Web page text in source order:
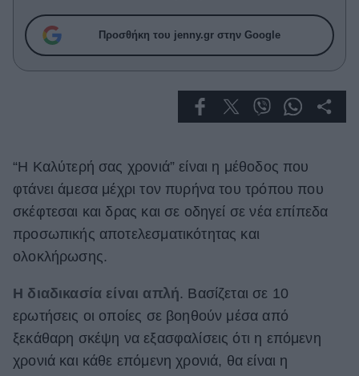
Συνεντεύξεις
Who
True Stories
Ask the Guru
Living
Deco
Cooking
Αφιερώματα
ΒΟΞ
Προσθήκη του jenny.gr στην Google
“Η Καλύτερή σας χρονιά” είναι η μέθοδος που
φτάνει άμεσα μέχρι τον πυρήνα του τρόπου που
σκέφτεσαι και δρας και σε οδηγεί σε νέα επίπεδα
προσωπικής αποτελεσματικότητας και
ολοκλήρωσης.
Η διαδικασία είναι απλή. Βασίζεται σε 10
ερωτήσεις οι οποίες σε βοηθούν μέσα από
ξεκάθαρη σκέψη να εξασφαλίσεις ότι η επόμενη
χρονιά και κάθε επόμενη χρονιά, θα είναι η